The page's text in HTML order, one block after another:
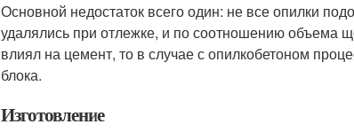
Основной недостаток всего один: не все опилки
удалялись при отлежке, и по соотношению объема
влиял на цемент, то в случае с опилкобетоном
блока.
Изготовление